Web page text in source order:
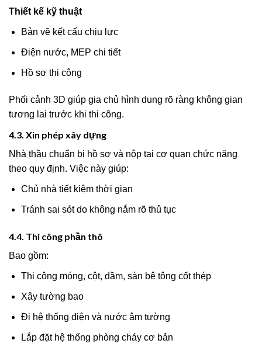
Thiết kế kỹ thuật
Bản vẽ kết cấu chịu lực
Điện nước, MEP chi tiết
Hồ sơ thi công
Phối cảnh 3D giúp gia chủ hình dung rõ ràng không gian
tương lai trước khi thi công.
4.3. Xin phép xây dựng
Nhà thầu chuẩn bị hồ sơ và nộp tại cơ quan chức năng
theo quy định. Việc này giúp:
Chủ nhà tiết kiệm thời gian
Tránh sai sót do không nắm rõ thủ tục
4.4. Thi công phần thô
Bao gồm:
Thi công móng, cột, dầm, sàn bê tông cốt thép
Xây tường bao
Đi hệ thống điện và nước âm tường
Lắp đặt hệ thống phòng cháy cơ bản